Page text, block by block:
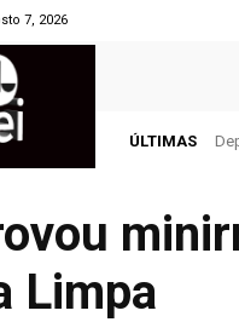
7, 2026
ÚLTIMAS
Limpa